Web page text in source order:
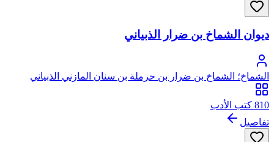
ديوان الشماخ بن ضرار الذبياني
الشماخ؛ الشماخ بن ضرار بن حرملة بن سنان المازني الذبياني
الغطفاني
810 كتب الأدب
تفاصيل